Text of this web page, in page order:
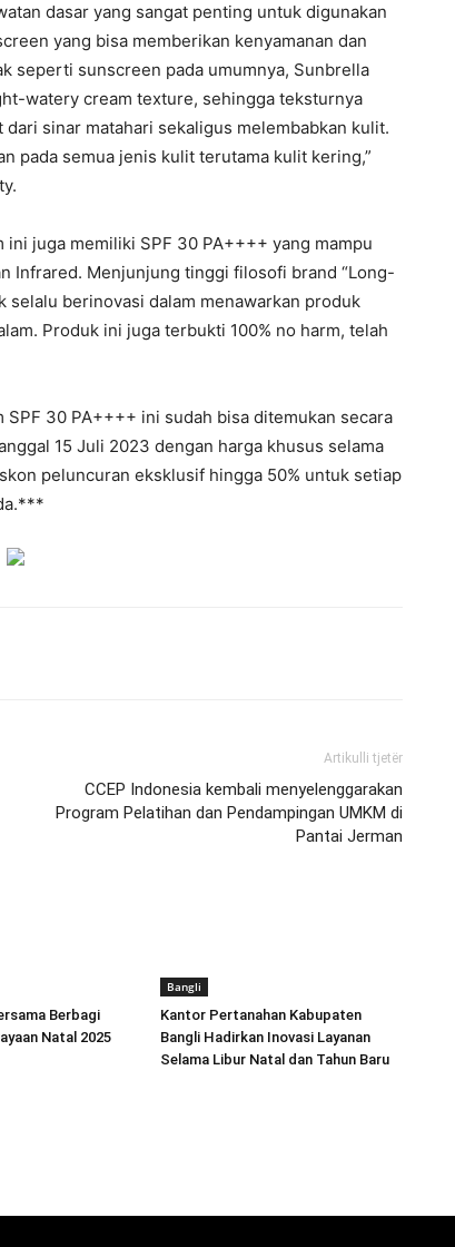
dasar yang sangat penting untuk digunakan
yang bisa memberikan kenyamanan dan
seperti sunscreen pada umumnya, Sunbrella
watery cream texture, sehingga teksturnya
sinar matahari sekaligus melembabkan kulit.
pada semua jenis kulit terutama kulit kering,”
juga memiliki SPF 30 PA++++ yang mampu
Infrared. Menjunjung tinggi filosofi brand “Long-
selalu berinovasi dalam menawarkan produk
Produk ini juga terbukti 100% no harm, telah
30 PA++++ ini sudah bisa ditemukan secara
15 Juli 2023 dengan harga khusus selama
peluncuran eksklusif hingga 50% untuk setiap
Artikulli tjetër
CCEP Indonesia kembali menyelenggarakan
Program Pelatihan dan Pendampingan UMKM di
Pantai Jerman
Berbagi
Natal 2025
Bangli
Kantor Pertanahan Kabupaten
Bangli Hadirkan Inovasi Layanan
Selama Libur Natal dan Tahun Baru